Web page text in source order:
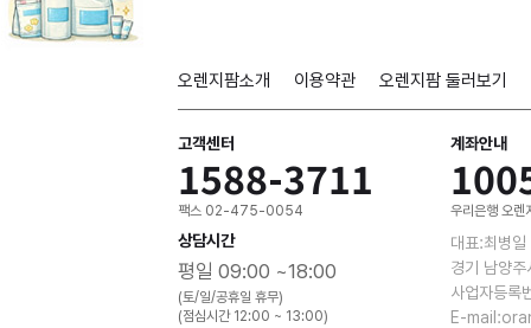
오렌지팜소개 이용약관 오렌지팜 둘러보기
고객센터
1588-3711
팩스 02-475-0054
상담시간
평일 09:00 ~18:00
(토/일/공휴일 휴무)
(점심시간 12:00 ~ 13:00)
계좌안내
우리은행 오렌
대표:최병
경기 남양
사업자등
E-